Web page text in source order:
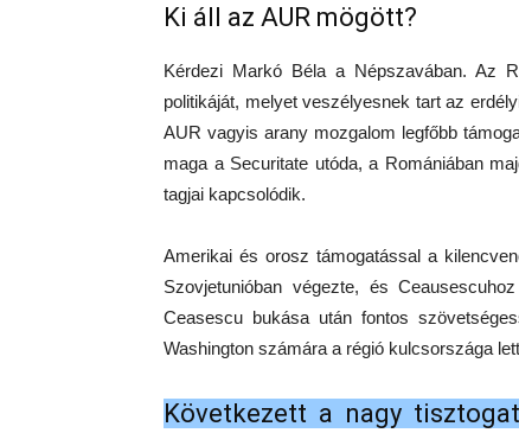
Ki áll az AUR mögött?
Kérdezi Markó Béla a Népszavában. Az
politikáját, melyet veszélyesnek tart az
AUR vagyis arany mozgalom legfőbb
maga a Securitate utóda, a Romániában
tagjai kapcsolódik.
Amerikai és orosz támogatással a
Szovjetunióban végezte, és
Ceasescu bukása után fontos
Washington számára a régió kulcsországa
Következett a nagy